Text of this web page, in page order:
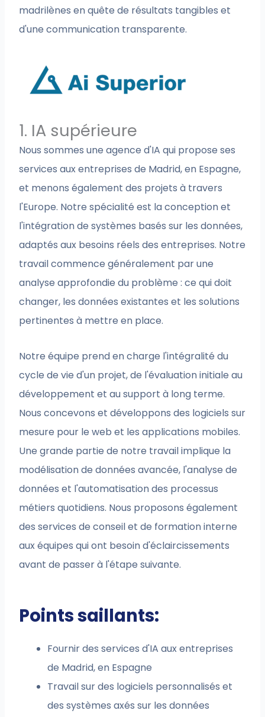
madrilènes en quête de résultats tangibles et
d'une communication transparente.
1. IA supérieure
Nous sommes une agence d'IA qui propose ses
services aux entreprises de Madrid, en Espagne,
et menons également des projets à travers
l'Europe. Notre spécialité est la conception et
l'intégration de systèmes basés sur les données,
adaptés aux besoins réels des entreprises. Notre
travail commence généralement par une
analyse approfondie du problème : ce qui doit
changer, les données existantes et les solutions
pertinentes à mettre en place.
Notre équipe prend en charge l'intégralité du
cycle de vie d'un projet, de l'évaluation initiale au
développement et au support à long terme.
Nous concevons et développons des logiciels sur
mesure pour le web et les applications mobiles.
Une grande partie de notre travail implique la
modélisation de données avancée, l'analyse de
données et l'automatisation des processus
métiers quotidiens. Nous proposons également
des services de conseil et de formation interne
aux équipes qui ont besoin d'éclaircissements
avant de passer à l'étape suivante.
Points saillants:
Fournir des services d'IA aux entreprises
de Madrid, en Espagne
Travail sur des logiciels personnalisés et
des systèmes axés sur les données